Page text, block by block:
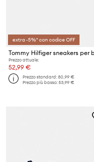
extra -5%* con codice OFF
Prezzo attuale:
52,99 €
Prezzo standard:80,99 €
Prezzo più basso:53,99 €